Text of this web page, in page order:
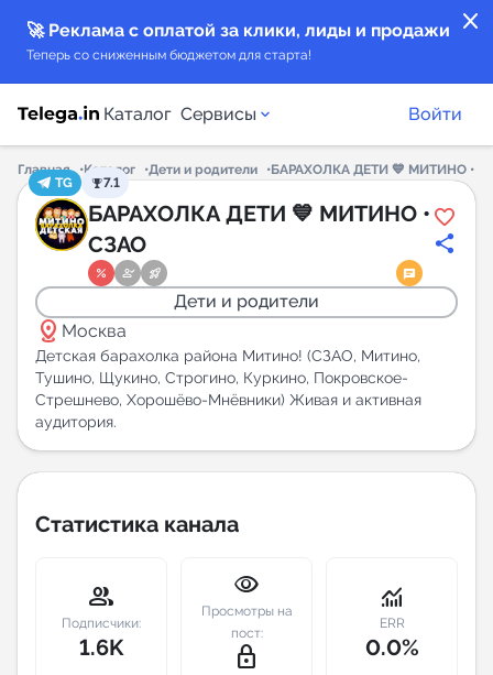
close
🚀 Реклама с оплатой за клики, лиды и продажи
Теперь со сниженным бюджетом для старта!
Каталог Сервисы
Каталог каналов
Каталог ботов
Горящие предложения
Индекс читаемости каналов в Telegram
New
Аналитика MAX каналов
Индивидуальное сопровождение
Аналитика Telegram
Войти
Главная Каталог Дети и родители
БАРАХОЛКА ДЕТИ 💙 МИТИНО •
TG
7.1
БАРАХОЛКА ДЕТИ 💙 МИТИНО •
СЗАО
Дети и родители
distance Москва
Детская барахолка района Митино! (СЗАО, Митино,
Тушино, Щукино, Строгино, Куркино, Покровское-
Стрешнево, Хорошёво-Мнёвники) Живая и активная
аудитория.
Статистика канала
group
Подписчики:
1.6K
visibility
Просмотры на
пост:
lock_outline
monitoring
ERR
0.0%